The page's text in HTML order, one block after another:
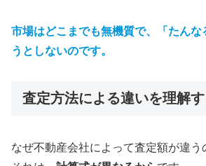
市場はどこまでも無機質で、「たんな
うとしないのです。
査定方法による違いを理解す
なぜ不動産会社によって査定額が違う